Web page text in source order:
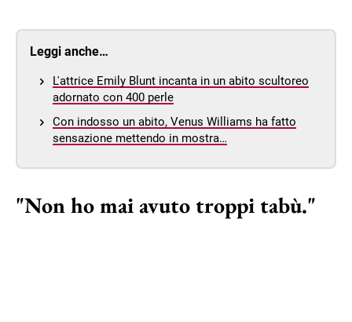
Leggi anche…
L'attrice Emily Blunt incanta in un abito scultoreo
adornato con 400 perle
Con indosso un abito, Venus Williams ha fatto
sensazione mettendo in mostra…
"Non ho mai avuto troppi tabù."